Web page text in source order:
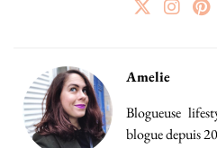
Amelie
Blogueuse
blogue depuis